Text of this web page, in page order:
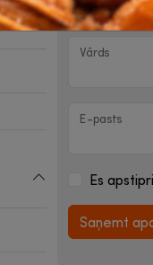
Vārds
E-pasts
Es
Saņemt